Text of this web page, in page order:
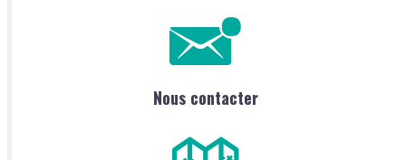
Nous contacter